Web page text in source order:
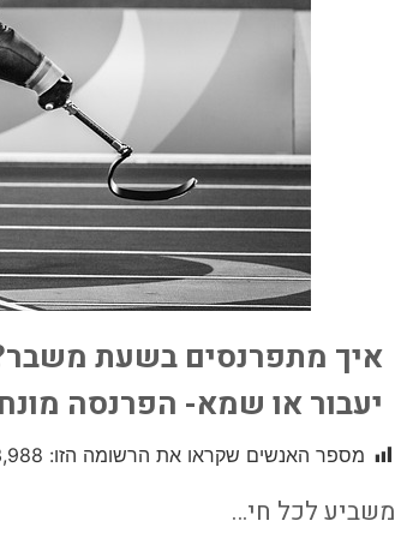
איך מתפרנסים בשעת
יעבור או שמא- הפרנסה
מספר האנשים שקראו את הרשומה הזו:
משביע לכל חי…